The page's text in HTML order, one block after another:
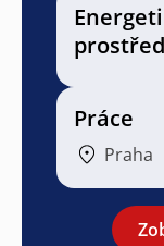
Práce
Praha